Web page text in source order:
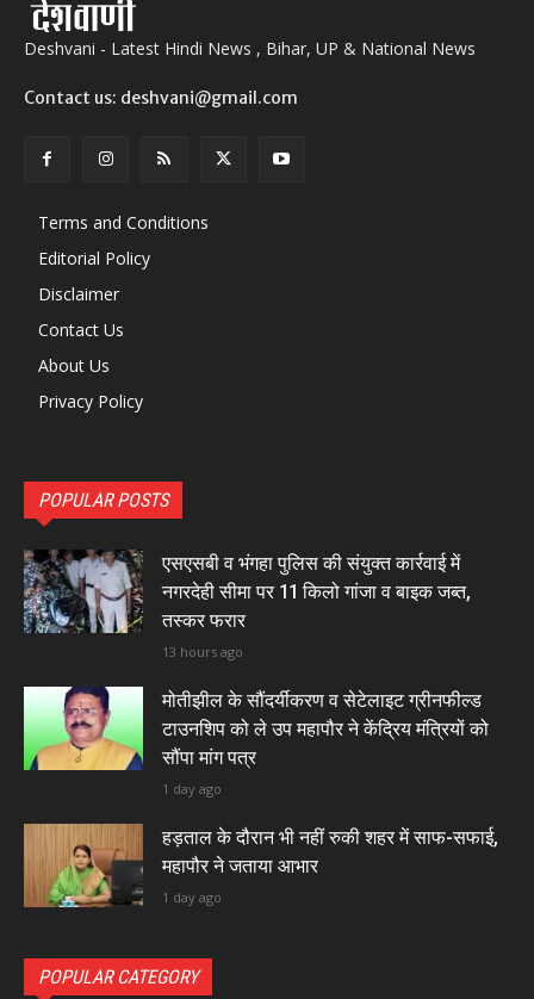
Deshvani - Latest Hindi News , Bihar, UP & National News
Contact us: deshvani@gmail.com
Terms and Conditions
Editorial Policy
Disclaimer
Contact Us
About Us
Privacy Policy
POPULAR POSTS
एसएसबी व भंगहा पुलिस की संयुक्त कार्रवाई में
नगरदेही सीमा पर 11 किलो गांजा व बाइक जब्त,
तस्कर फरार
13 hours ago
मोतीझील के सौंदर्यीकरण व सेटेलाइट ग्रीनफील्ड
टाउनशिप को ले उप महापौर ने केंद्रिय मंत्रियों को
सौंपा मांग पत्र
1 day ago
हड़ताल के दौरान भी नहीं रुकी शहर में साफ-सफाई,
महापौर ने जताया आभार
1 day ago
POPULAR CATEGORY